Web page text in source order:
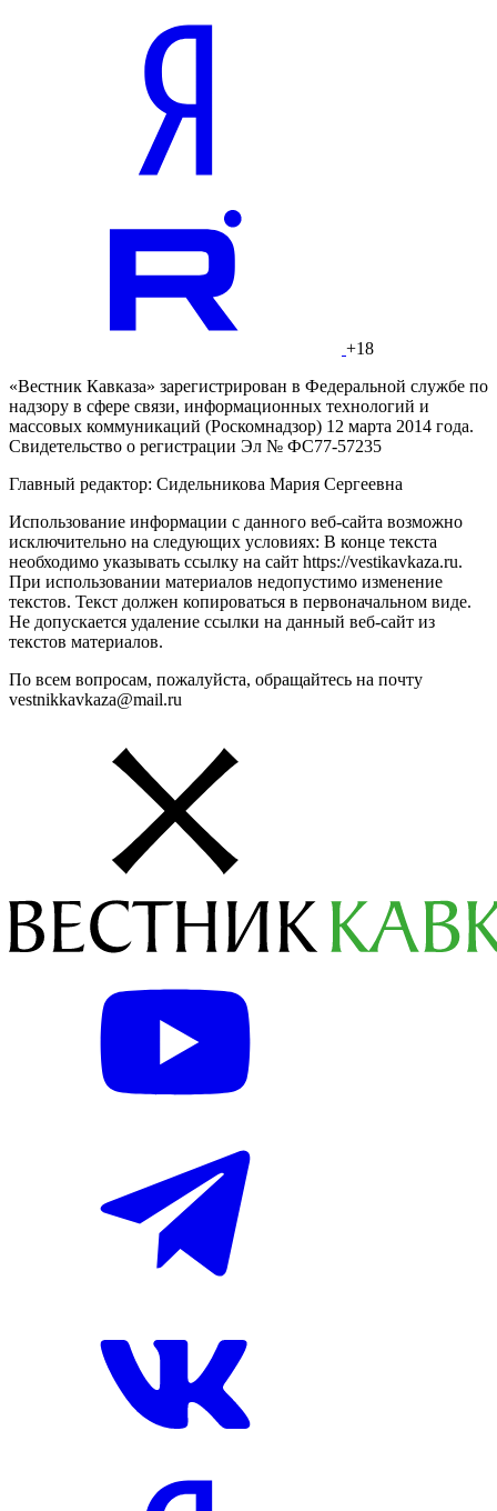
+18
«Вестник Кавказа» зарегистрирован в Федеральной службе по
надзору в сфере связи, информационных технологий и
массовых коммуникаций (Роскомнадзор) 12 марта 2014 года.
Свидетельство о регистрации Эл № ФС77-57235
Главный редактор: Сидельникова Мария Сергеевна
Использование информации с данного веб-сайта возможно
исключительно на следующих условиях: В конце текста
необходимо указывать ссылку на сайт https://vestikavkaza.ru.
При использовании материалов недопустимо изменение
текстов. Текст должен копироваться в первоначальном виде.
Не допускается удаление ссылки на данный веб-сайт из
текстов материалов.
По всем вопросам, пожалуйста, обращайтесь на почту
vestnikkavkaza@mail.ru